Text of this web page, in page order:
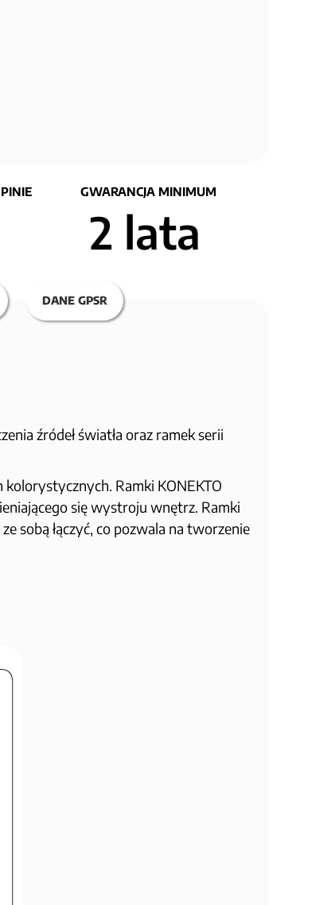
GWARANCJA MINIMUM
2 lata
DANE GPSR
źródeł światła oraz ramek serii
Ramki KONEKTO
się wystroju wnętrz. Ramki
sobą łączyć, co pozwala na tworzenie